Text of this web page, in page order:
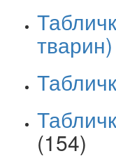
тварин)
(154)